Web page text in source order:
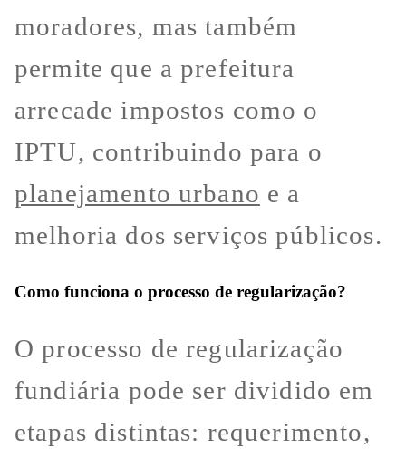
moradores, mas também
permite que a prefeitura
arrecade impostos como o
IPTU, contribuindo para o
planejamento urbano e a
melhoria dos serviços públicos.
Como funciona o processo de regularização?
O processo de regularização
fundiária pode ser dividido em
etapas distintas: requerimento,